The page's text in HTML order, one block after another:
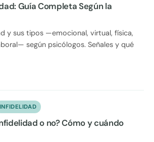
Guía Completa Según la
y sus tipos —emocional, virtual, física,
según psicólogos. Señales y qué
INFIDELIDAD
o no? Cómo y cuándo